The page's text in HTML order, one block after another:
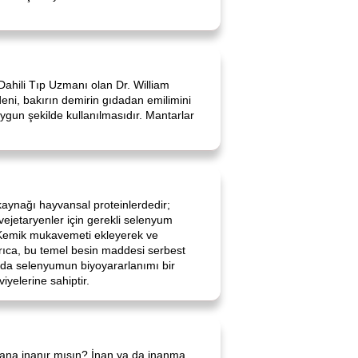
Tıp Uzmanı olan Dr. William
bakırın demirin gıdadan emilimini
şekilde kullanılmasıdır. Mantarlar
hayvansal proteinlerdedir;
için gerekli selenyum
mukavemeti ekleyerek ve
bu temel besin maddesi serbest
selenyumun biyoyararlanımı bir
sahiptir.
inanır mısın? İnan ya da inanma,